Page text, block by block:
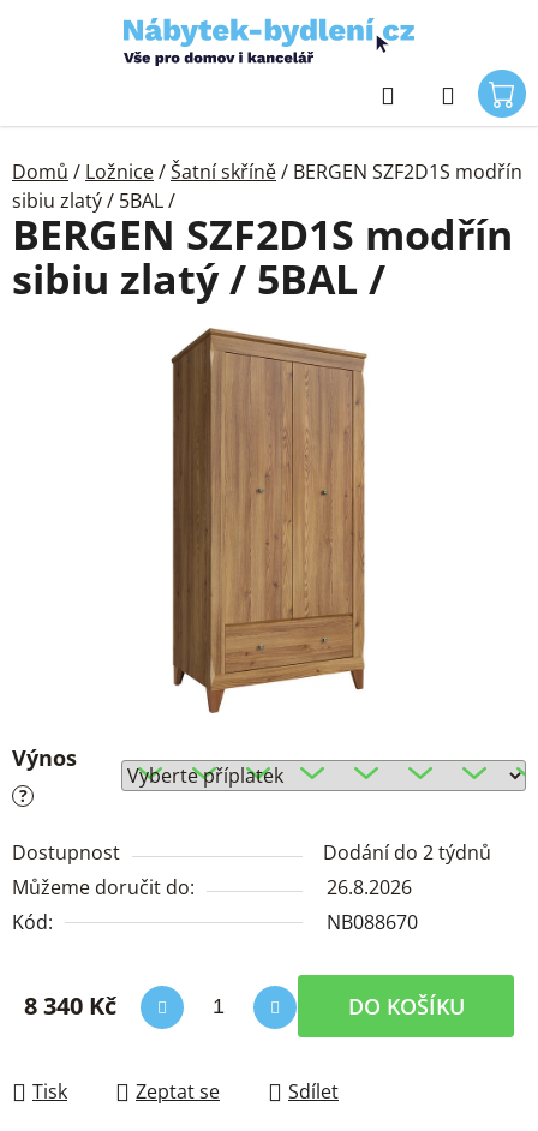
Hledat
Domů / Ložnice/Šatní skříně/ BERGEN SZF2D1S modřín
sibiu zlatý / 5BAL /
Výnos
?
Dostupnost
Dodání do 2 týdnů
Můžeme doručit do:
26.8.2026
Kód:
NB088670
8 340 Kč DO KOŠÍKU
Tisk Zeptat se Sdílet
BERGEN SZF2D1S modřín
sibiu zlatý / 5BAL /